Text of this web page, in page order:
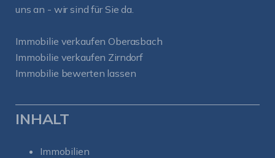
uns an - wir sind für Sie da.
Immobilie verkaufen Oberasbach
Immobilie verkaufen Zirndorf
Immobilie bewerten lassen
INHALT
Immobilien